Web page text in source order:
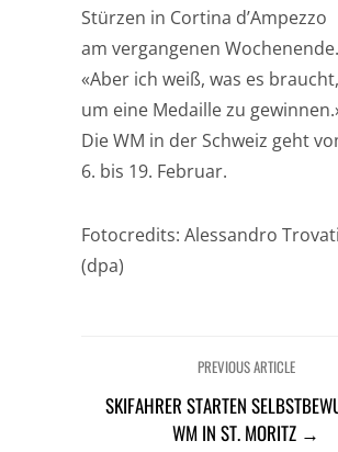
Stürzen in Cortina d’Ampezzo
am vergangenen Wochenende.
«Aber ich weiß, was es braucht,
um eine Medaille zu
Die WM in der Schweiz geht
6. bis 19. Februar.
Fotocredits: Alessandro Trovati
(dpa)
PREVIOUS ARTICLE
SKIFAHRER STARTEN
WM IN ST. MORITZ →